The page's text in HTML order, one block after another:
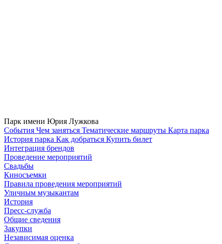
Парк имени Юрия Лужкова
Cобытия Чем заняться Тематические маршруты Карта парка
История парка Как добраться Купить билет
Интеграция брендов
Проведение мероприятий
Свадьбы
Киносъемки
Правила проведения мероприятий
Уличным музыкантам
История
Пресс-служба
Общие сведения
Закупки
Независимая оценка